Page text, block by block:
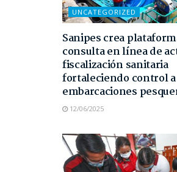
UNCATEGORIZED
Sanipes crea
consulta en línea de
fiscalización sanitaria
fortaleciendo control a
embarcaciones
12/06/2025